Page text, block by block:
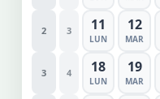
2 3 11
LUN
12
MAR
3 4 18
LUN
19
MAR